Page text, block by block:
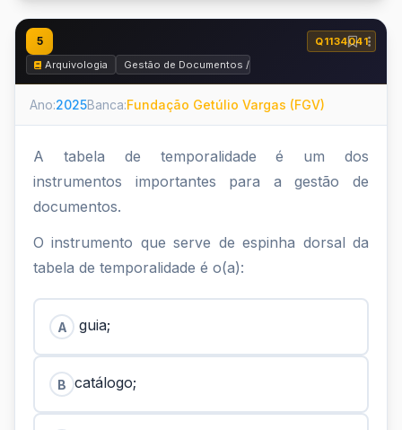
5
Q1134041
Arquivologia
Gestão de Documentos / Arquivos Corrente e
Ano:2025Banca:Fundação Getúlio Vargas (FGV)
A tabela de temporalidade é um dos
instrumentos importantes para a gestão de
documentos.
O instrumento que serve de espinha dorsal da
tabela de temporalidade é o(a):
A guia;
B catálogo;